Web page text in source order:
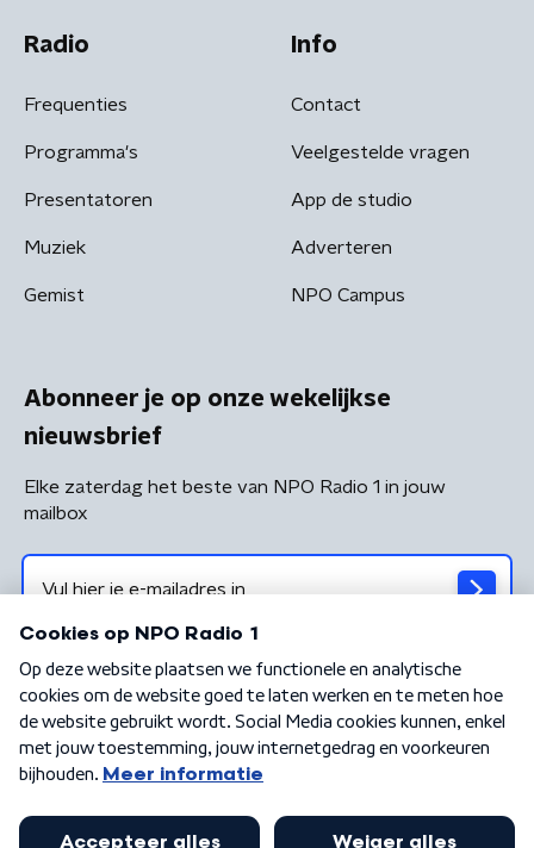
Radio
Frequenties
Programma's
Presentatoren
Muziek
Gemist
Info
Contact
Veelgestelde vragen
App de studio
Adverteren
NPO Campus
Abonneer je op onze wekelijkse
nieuwsbrief
Elke zaterdag het beste van NPO Radio 1 in jouw
mailbox
Algemene voorwaarden